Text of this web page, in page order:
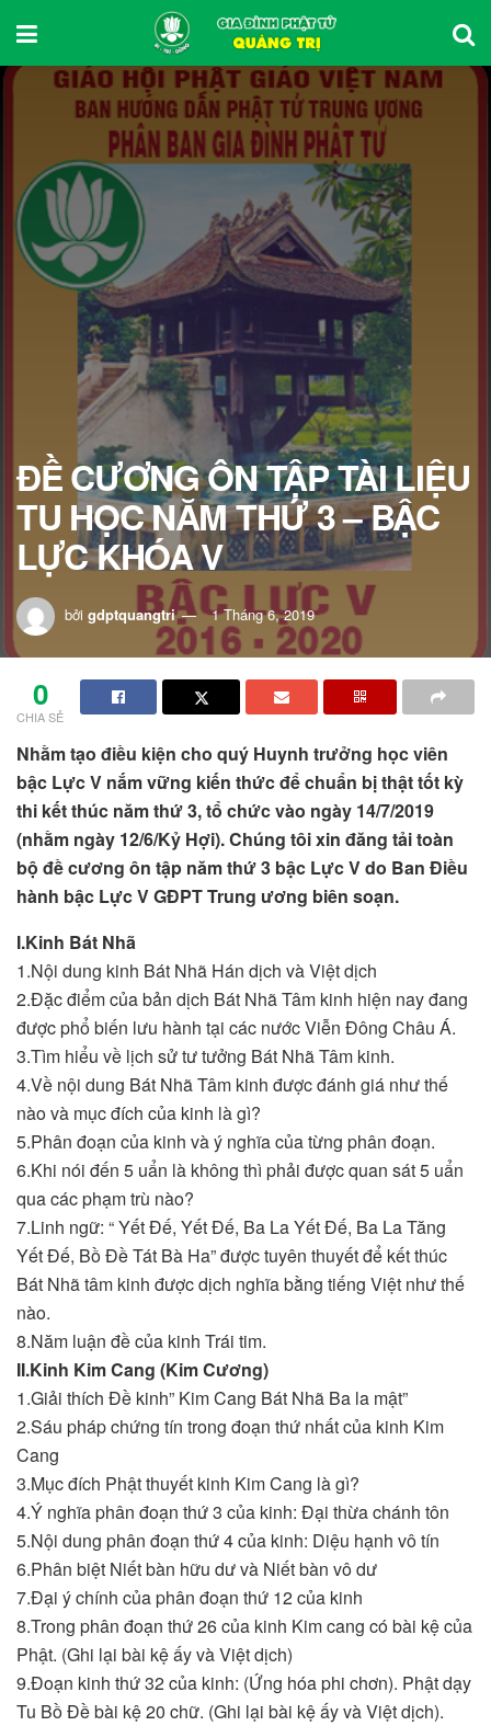
ĐỀ CƯƠNG ÔN TẬP TÀI LIỆU
TU HỌC NĂM THỨ 3 – BẬC
LỰC KHÓA V
bởi gdptquangtri 1 Tháng 6, 2019
0
CHIA SẺ
Nhằm tạo điều kiện cho quý Huynh trưởng học viên
bậc Lực V nắm vững kiến thức để chuẩn bị thật tốt kỳ
thi kết thúc năm thứ 3, tổ chức vào ngày 14/7/2019
(nhằm ngày 12/6/Kỷ Hợi). Chúng tôi xin đăng tải toàn
bộ đề cương ôn tập năm thứ 3 bậc Lực V do Ban Điều
hành bậc Lực V GĐPT Trung ương biên soạn.
I.Kinh Bát Nhã
1.Nội dung kinh Bát Nhã Hán dịch và Việt dịch
2.Đặc điểm của bản dịch Bát Nhã Tâm kinh hiện nay đang
được phổ biến lưu hành tại các nước Viễn Đông Châu Á.
3.Tìm hiểu về lịch sử tư tưởng Bát Nhã Tâm kinh.
4.Về nội dung Bát Nhã Tâm kinh được đánh giá như thế
nào và mục đích của kinh là gì?
5.Phân đoạn của kinh và ý nghĩa của từng phân đoạn.
6.Khi nói đến 5 uẩn là không thì phải được quan sát 5 uẩn
qua các phạm trù nào?
7.Linh ngữ: “ Yết Đế, Yết Đế, Ba La Yết Đế, Ba La Tăng
Yết Đế, Bồ Đề Tát Bà Ha” được tuyên thuyết để kết thúc
Bát Nhã tâm kinh được dịch nghĩa bằng tiếng Việt như thế
nào.
8.Năm luận đề của kinh Trái tim.
II.Kinh Kim Cang (Kim Cương)
1.Giải thích Đề kinh” Kim Cang Bát Nhã Ba la mật”
2.Sáu pháp chứng tín trong đoạn thứ nhất của kinh Kim
Cang
3.Mục đích Phật thuyết kinh Kim Cang là gì?
4.Ý nghĩa phân đoạn thứ 3 của kinh: Đại thừa chánh tôn
5.Nội dung phân đoạn thứ 4 của kinh: Diệu hạnh vô tín
6.Phân biệt Niết bàn hữu dư và Niết bàn vô dư
7.Đại ý chính của phân đoạn thứ 12 của kinh
8.Trong phân đoạn thứ 26 của kinh Kim cang có bài kệ của
Phật. (Ghi lại bài kệ ấy và Việt dịch)
9.Đoạn kinh thứ 32 của kinh: (Ứng hóa phi chơn). Phật dạy
Tu Bồ Đề bài kệ 20 chữ. (Ghi lại bài kệ ấy và Việt dịch).